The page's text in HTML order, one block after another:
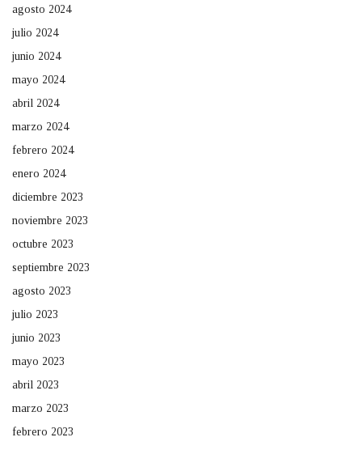
agosto 2024
julio 2024
junio 2024
mayo 2024
abril 2024
marzo 2024
febrero 2024
enero 2024
diciembre 2023
noviembre 2023
octubre 2023
septiembre 2023
agosto 2023
julio 2023
junio 2023
mayo 2023
abril 2023
marzo 2023
febrero 2023